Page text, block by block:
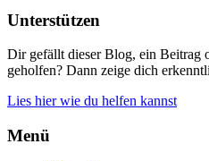
Unterstützen
Dir gefällt dieser Blog, ein Beitrag
geholfen? Dann zeige dich
Lies hier wie du helfen kannst
Menü